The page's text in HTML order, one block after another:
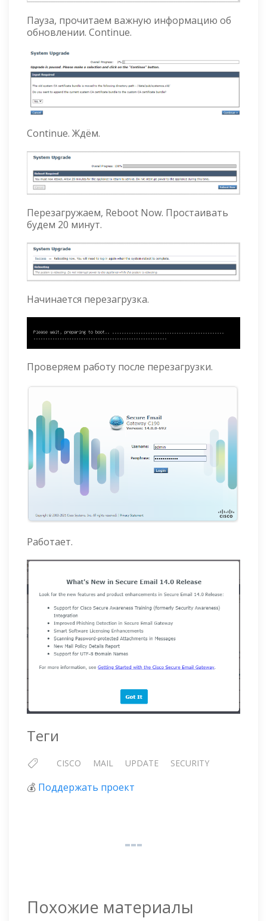
Пауза, прочитаем важную информацию об
обновлении. Continue.
Continue. Ждём.
Перезагружаем, Reboot Now. Простаивать
будем 20 минут.
Начинается перезагрузка.
Проверяем работу после перезагрузки.
Работает.
Теги
CISCO MAIL UPDATE SECURITY
💰 Поддержать проект
Похожие материалы